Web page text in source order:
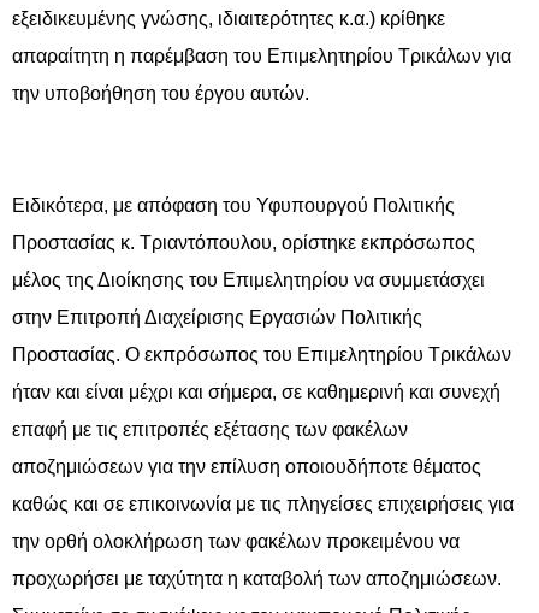
εξειδικευμένης γνώσης, ιδιαιτερότητες κ.α.) κρίθηκε
απαραίτητη η παρέμβαση του Επιμελητηρίου Τρικάλων για
την υποβοήθηση του έργου αυτών.
Ειδικότερα, με απόφαση του Υφυπουργού Πολιτικής
Προστασίας κ. Τριαντόπουλου, ορίστηκε εκπρόσωπος
μέλος της Διοίκησης του Επιμελητηρίου να συμμετάσχει
στην Επιτροπή Διαχείρισης Εργασιών Πολιτικής
Προστασίας. Ο εκπρόσωπος του Επιμελητηρίου Τρικάλων
ήταν και είναι μέχρι και σήμερα, σε καθημερινή και συνεχή
επαφή με τις επιτροπές εξέτασης των φακέλων
αποζημιώσεων για την επίλυση οποιουδήποτε θέματος
καθώς και σε επικοινωνία με τις πληγείσες επιχειρήσεις για
την ορθή ολοκλήρωση των φακέλων προκειμένου να
προχωρήσει με ταχύτητα η καταβολή των αποζημιώσεων.